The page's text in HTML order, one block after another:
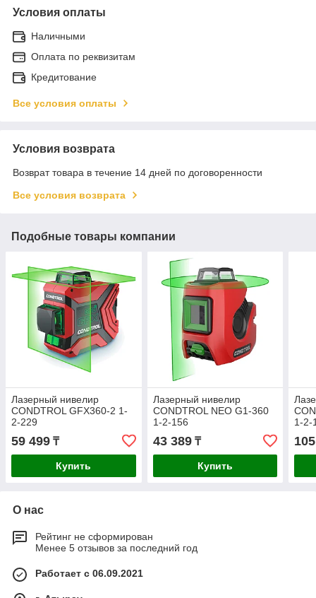
Условия оплаты
Наличными
Оплата по реквизитам
Кредитование
Все условия оплаты
Условия возврата
Возврат товара в течение 14 дней по договоренности
Все условия возврата
Подобные товары компании
Лазерный нивелир
CONDTROL GFX360-2 1-
2-229
59 499 ₸
Купить
Лазерный нивелир
CONDTROL NEO G1-360
1-2-156
43 389₸
Купить
1-2-
О нас
Рейтинг не сформирован
Менее 5 отзывов за последний год
Работает с 06.09.2021